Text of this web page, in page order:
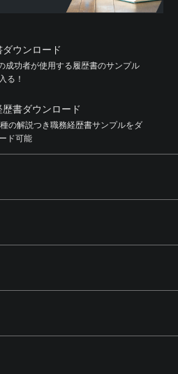
ダウンロード
成功者が使用する履歴書のサンプル
る！
歴書ダウンロード
の解説つき職務経歴書サンプルをダ
ド可能